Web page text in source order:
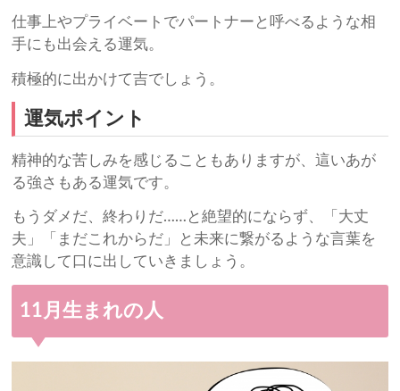
仕事上やプライベートでパートナーと呼べるような相
手にも出会える運気。
積極的に出かけて吉でしょう。
運気ポイント
精神的な苦しみを感じることもありますが、這いあが
る強さもある運気です。
もうダメだ、終わりだ……と絶望的にならず、「大丈
夫」「まだこれからだ」と未来に繋がるような言葉を
意識して口に出していきましょう。
11月生まれの人